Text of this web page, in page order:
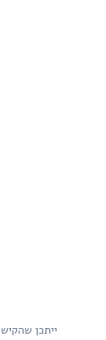
ייתכן